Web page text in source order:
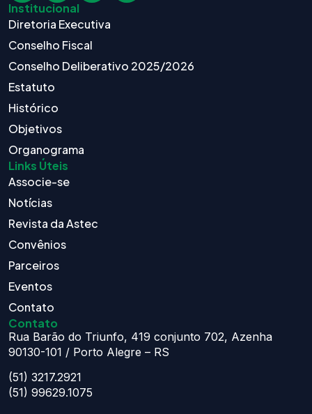
Institucional
Diretoria Executiva
Conselho Fiscal
Conselho Deliberativo 2025/2026
Estatuto
Histórico
Objetivos
Organograma
Links Úteis
Associe-se
Notícias
Revista da Astec
Convênios
Parceiros
Eventos
Contato
Contato
Rua Barão do Triunfo, 419 conjunto 702, Azenha
90130-101 / Porto Alegre – RS
(51) 3217.2921
(51) 99629.1075